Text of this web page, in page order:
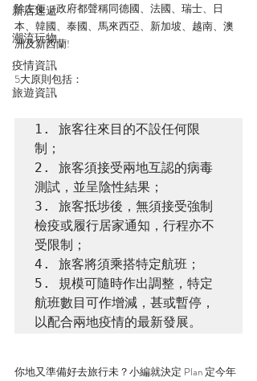
新店速遞
潮流玩物
疫情資訊
旅遊資訊
除左佢，政府都聲稱同德國、法國、瑞士、日
本、韓國、泰國、馬來西亞、新加坡、越南、澳
洲及新西蘭!
5大原則包括：
1. 旅客往來目的不設任何限
制；
2. 旅客須接受兩地互認的病毒
測試，並呈陰性結果；
3. 旅客抵埗後，無須接受強制
檢疫或履行居家通知，行程亦不
受限制；
4. 旅客將須乘搭特定航班；
5. 規模可隨時作出調整，特定
航班數目可作增減，甚或暫停，
以配合兩地疫情的最新發展。
你地又準備好去旅行未？小編就決定 Plan 定今年